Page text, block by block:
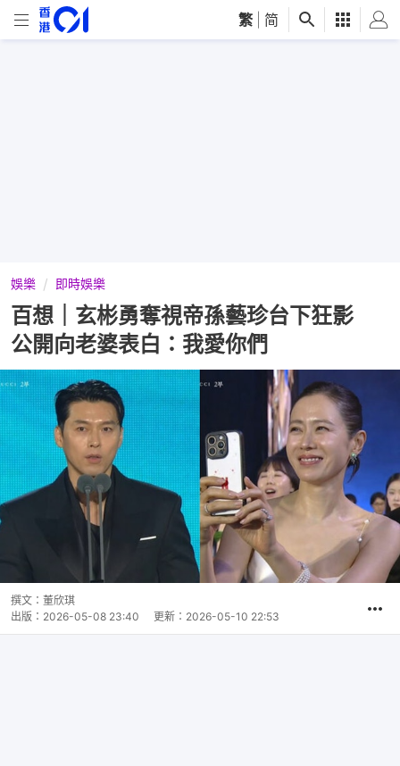
繁 简
娛樂 即時娛樂
百想｜玄彬勇奪視帝孫藝珍台下狂影
公開向老婆表白：我愛你們
撰文： 董欣琪
出版： 2026-05-08 23:40 更新： 2026-05-10 22:53